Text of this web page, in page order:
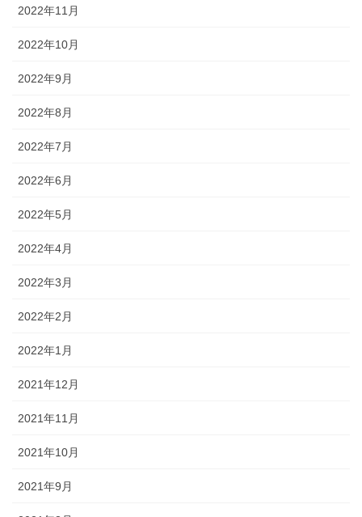
2022年11月
2022年10月
2022年9月
2022年8月
2022年7月
2022年6月
2022年5月
2022年4月
2022年3月
2022年2月
2022年1月
2021年12月
2021年11月
2021年10月
2021年9月